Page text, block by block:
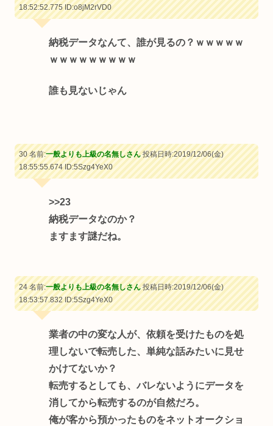
18:52:52.775ID:o8jM2rVD0
納税データなんて、誰が見るの？ｗｗｗｗｗ
ｗｗｗｗｗｗｗｗｗ
誰も見ないじゃん
30 名前:一般よりも上級の名無しさん投稿日時:2019/12/06(金)
18:55:55.674ID:5Szg4YeX0
>>23
納税データなのか？
ますます謎だね。
24 名前:一般よりも上級の名無しさん投稿日時:2019/12/06(金)
18:53:57.832ID:5Szg4YeX0
業者の中の変な人が、依頼を受けたものを処
理しないで転売した、単純な話みたいに見せ
かけてないか？
転売するとしても、バレないようにデータを
消してから転売するのが自然だろ。
俺が客から預かったものをネットオークショ